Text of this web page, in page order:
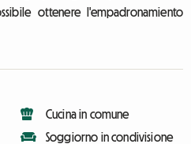
ottenere l'empadronamiento
Cucina in comune
Soggiorno in condivisione